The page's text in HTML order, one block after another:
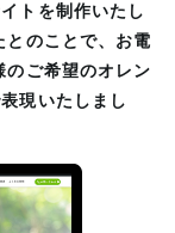
トを制作いたし
とのことで、お電
ご希望のオレン
現いたしまし